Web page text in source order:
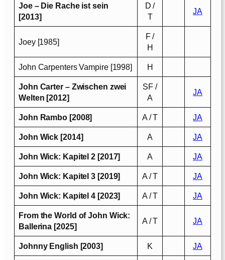
Joe – Die Rache ist sein
[2013]
D /
T
JA
Joey [1985]
F /
H
John Carpenters Vampire [1998] H
John Carter – Zwischen zwei
Welten [2012]
SF /
A
JA
John Rambo [2008] A / T JA
John Wick [2014] A JA
John Wick: Kapitel 2 [2017] A JA
John Wick: Kapitel 3 [2019] A / T JA
John Wick: Kapitel 4 [2023] A / T JA
From the World of John Wick:
Ballerina [2025]
A / T JA
Johnny English [2003] K JA